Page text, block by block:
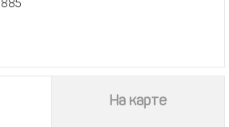
На карте